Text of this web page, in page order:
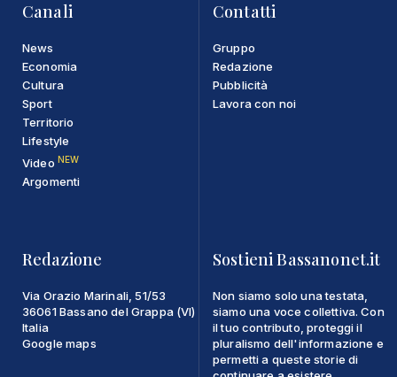
Canali
News
Economia
Cultura
Sport
Territorio
Lifestyle
Video NEW
Argomenti
Contatti
Gruppo
Redazione
Pubblicità
Lavora con noi
Redazione
Via Orazio Marinali, 51/53
36061 Bassano del Grappa (VI)
Italia
Google maps
Sostieni Bassanonet.it
Non siamo solo una testata,
siamo una voce collettiva. Con
il tuo contributo, proteggi il
pluralismo dell'informazione e
permetti a queste storie di